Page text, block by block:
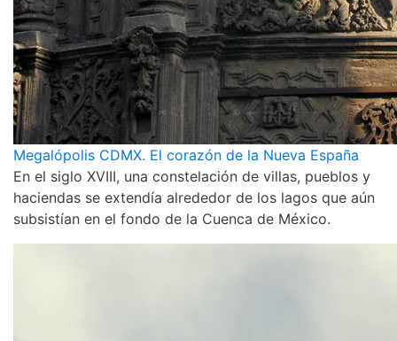
Megalópolis CDMX. El corazón de la Nueva España
En el siglo XVIII, una constelación de villas, pueblos y
haciendas se extendía alrededor de los lagos que aún
subsistían en el fondo de la Cuenca de México.